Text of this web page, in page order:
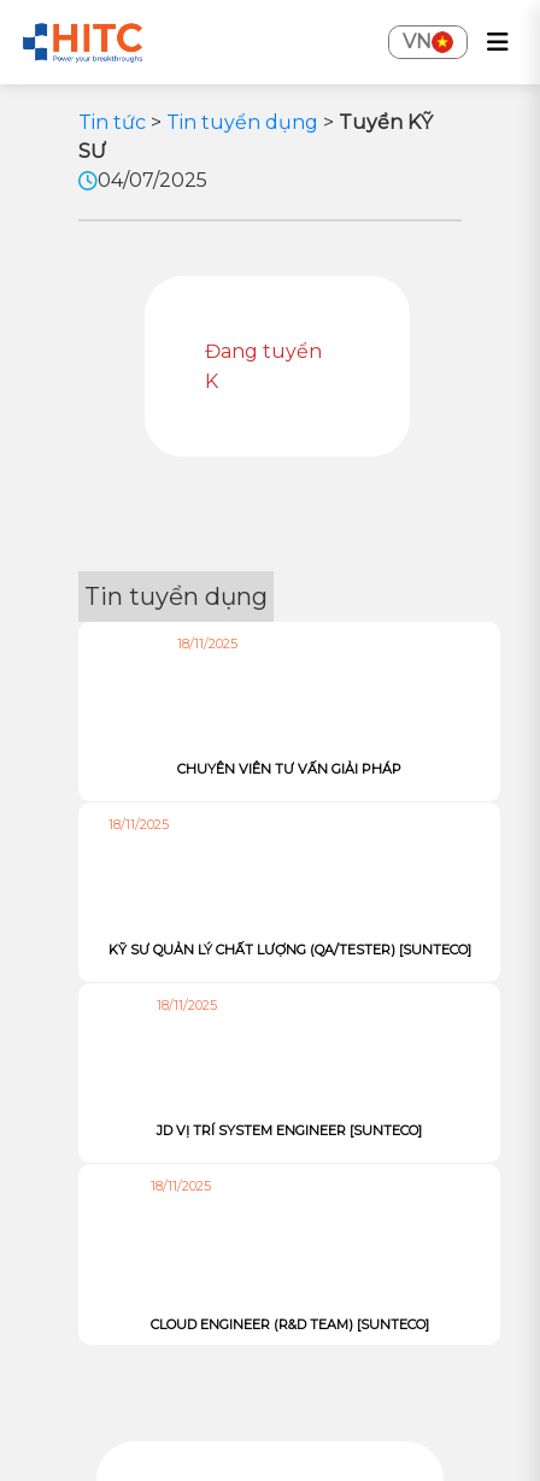
VN
Tin tức > Tin tuyển dụng > Tuyển KỸ
SƯ
04/07/2025
Đang tuyển
K
Tin tuyển dụng
18/11/2025
CHUYÊN VIÊN TƯ VẤN GIẢI PHÁP
18/11/2025
KỸ SƯ QUẢN LÝ CHẤT LƯỢNG (QA/TESTER) [SUNTECO]
18/11/2025
JD VỊ TRÍ SYSTEM ENGINEER [SUNTECO]
18/11/2025
CLOUD ENGINEER (R&D TEAM) [SUNTECO]